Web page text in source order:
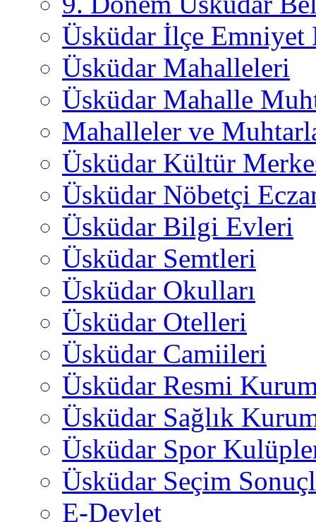
Üsküdar İlçe
Üsküdar Mahalleleri
Üsküdar Mahalle
Mahalleler ve
Üsküdar Kültür
Üsküdar Nöbetçi
Üsküdar Bilgi Evleri
Üsküdar Semtleri
Üsküdar Okulları
Üsküdar Otelleri
Üsküdar Camiileri
Üsküdar Resmi
Üsküdar Sağlık
Üsküdar Spor
Üsküdar Seçim
E-Devlet